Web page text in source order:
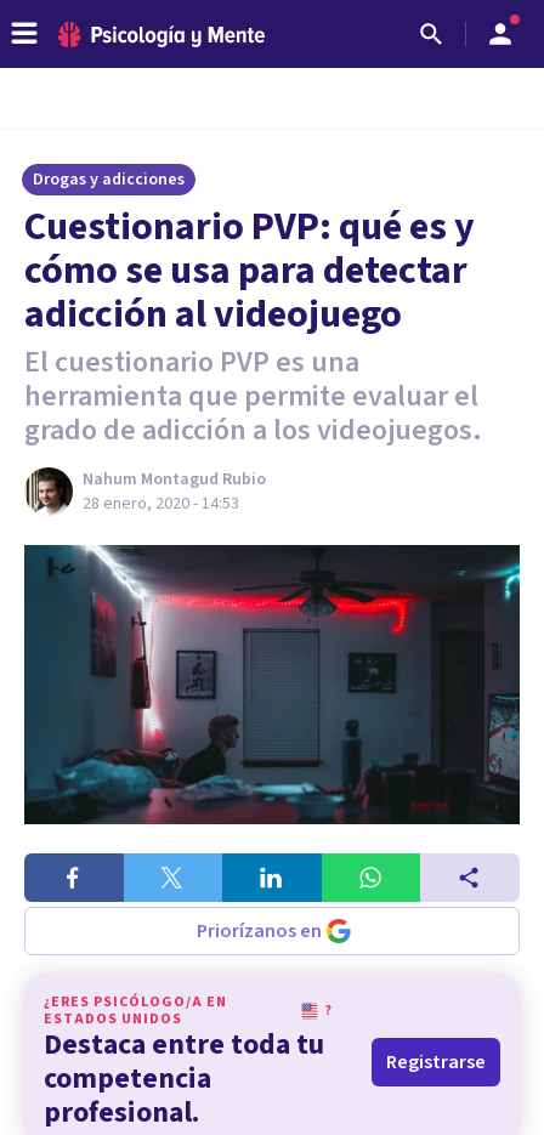
Drogas y adicciones
Cuestionario PVP: qué es y
cómo se usa para detectar
adicción al videojuego
El cuestionario PVP es una
herramienta que permite evaluar el
grado de adicción a los videojuegos.
Nahum Montagud Rubio
28 enero, 2020 - 14:53
Priorízanos en
¿ERES PSICÓLOGO/A EN
ESTADOS UNIDOS
?
Destaca entre toda tu
competencia
profesional.
Registrarse